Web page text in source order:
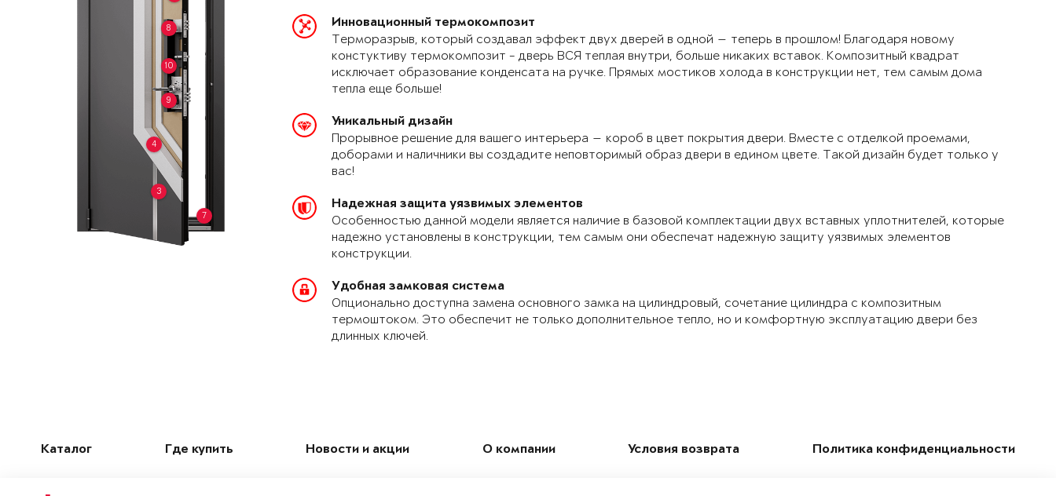
3
4
7
8
9
10
Инновационный термокомпозит
Терморазрыв, который создавал эффект двух дверей в одной — теперь в прошлом! Благодаря новому
констуктиву термокомпозит - дверь ВСЯ теплая внутри, больше никаких вставок. Композитный квадрат
исключает образование конденсата на ручке. Прямых мостиков холода в конструкции нет, тем самым дома
тепла еще больше!
Уникальный дизайн
Прорывное решение для вашего интерьера — короб в цвет покрытия двери. Вместе с отделкой проемами,
доборами и наличники вы создадите неповторимый образ двери в едином цвете. Такой дизайн будет только у
вас!
Надежная защита уязвимых элементов
Особенностью данной модели является наличие в базовой комплектации двух вставных уплотнителей, которые
надежно установлены в конструкции, тем самым они обеспечат надежную защиту уязвимых элементов
конструкции.
Удобная замковая система
Опционально доступна замена основного замка на цилиндровый, сочетание цилиндра с композитным
термоштоком. Это обеспечит не только дополнительное тепло, но и комфортную эксплуатацию двери без
длинных ключей.
Каталог Где купить Новости и акции О компании Условия возврата Политика конфиденциальности